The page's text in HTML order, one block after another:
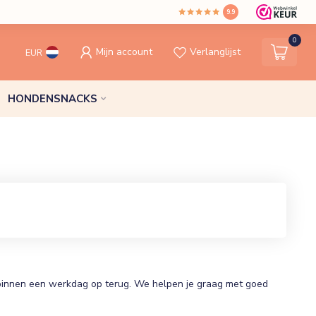
9.9
EUR Mijn account Verlanglijst
0
HONDENSNACKS
een werkdag op terug. We helpen je graag met goed